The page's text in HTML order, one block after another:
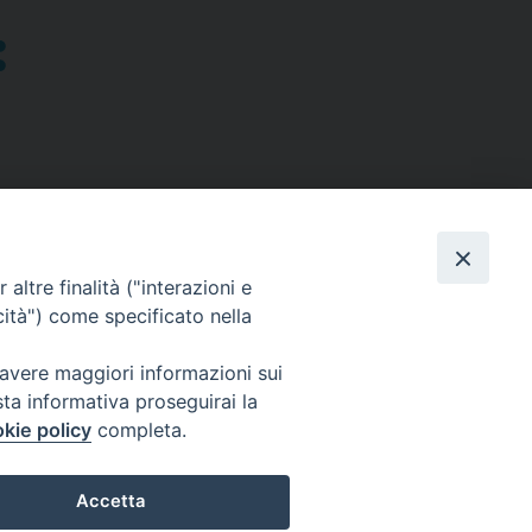
SEGUICI SU
Facebook
Instagram
X YouTube
altre finalità ("interazioni e
come specificato nella
maggiori informazioni sui
informativa proseguirai la
policy completa.
Accetta